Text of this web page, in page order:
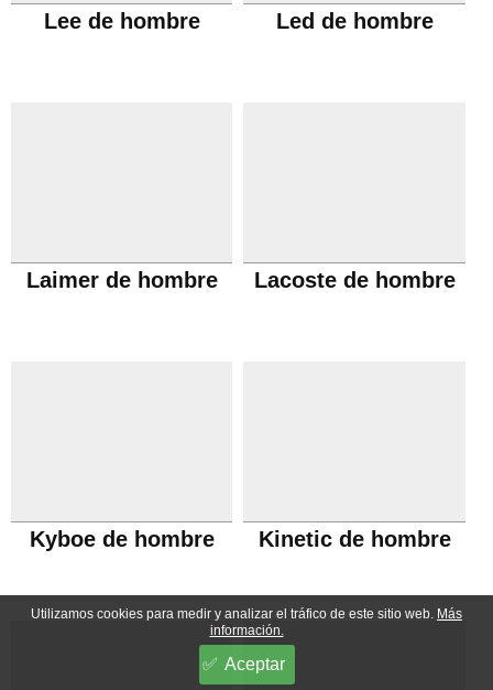
Lee de hombre Led de hombre
Laimer de hombre Lacoste de hombre
Kyboe de hombre Kinetic de hombre
Utilizamos cookies para medir y analizar el tráfico de este sitio web. Más
información.
Aceptar